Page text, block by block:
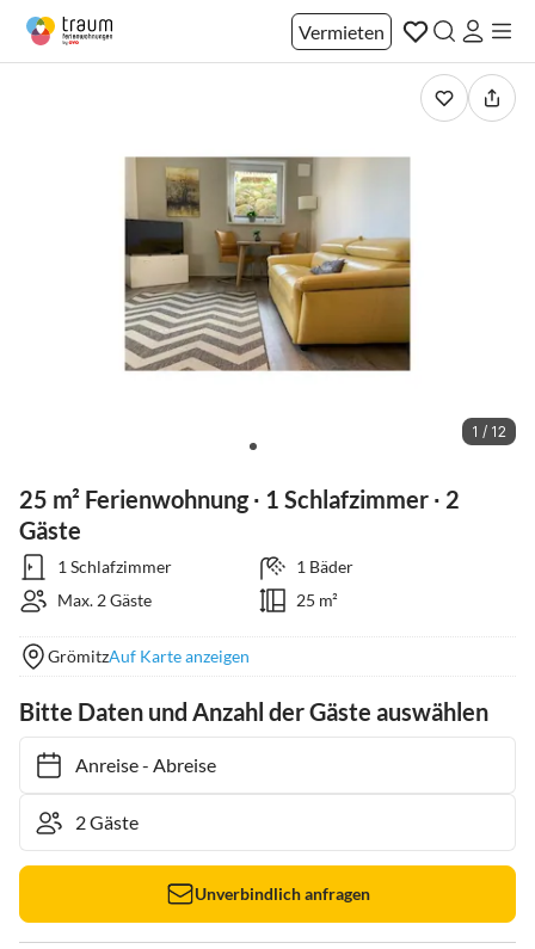
Vermieten
1 / 12
25 m² Ferienwohnung ∙ 1 Schlafzimmer ∙ 2
Gäste
1 Schlafzimmer
1 Bäder
Max. 2 Gäste
25 m²
GrömitzAuf Karte anzeigen
Bitte Daten und Anzahl der Gäste auswählen
Anreise- Abreise
Unverbindlich anfragen